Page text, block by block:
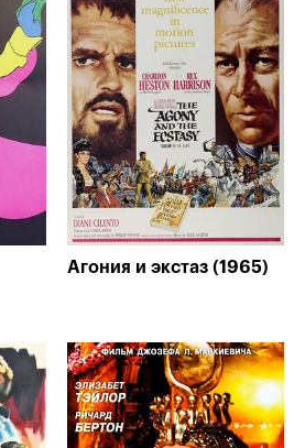
Агония и экстаз (1965)